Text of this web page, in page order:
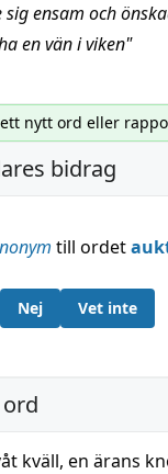
sig ensam och
en vän i viken"
nytt ord eller
bidrag
till ordet
Nej Vet inte
kväll, en ärans